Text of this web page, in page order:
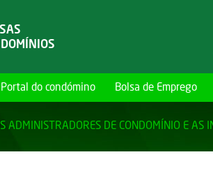
Portal do condómino Bolsa de Emprego
ADMINISTRADORES DE CONDOMÍNIO E AS